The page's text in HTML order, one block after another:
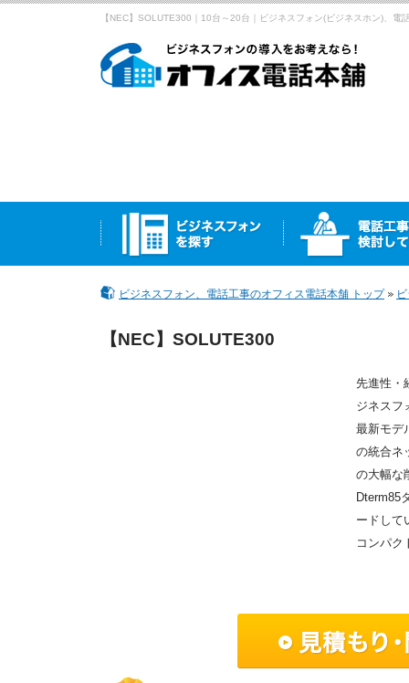
【NEC】SOLUTE300｜10台～20台｜ビジネスフォン(ビジネスホン)、電
ビジネスフォン、電話工事のオフィス電話本舗 トップ
【NEC】SOLUTE300
先進性・
ジネスフ
最新モデ
の統合ネ
の大幅な
Dterm85
ードして
コンパク